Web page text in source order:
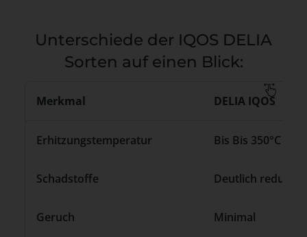
Unterschiede der IQOS DELIA
Sorten auf einen Blick:
Merkmal DELIA IQOS
Erhitzungstemperatur Bis Bis 350°C
Schadstoffe Deutlich reduziert
Geruch Minimal